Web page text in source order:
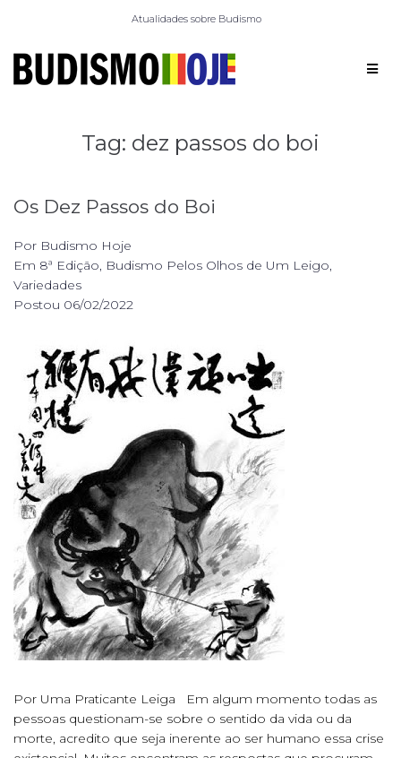
Atualidades sobre Budismo
Tag: dez passos do boi
Os Dez Passos do Boi
Por Budismo Hoje
Em 8ª Edição, Budismo Pelos Olhos de Um Leigo,
Variedades
Postou 06/02/2022
Por Uma Praticante Leiga Em algum momento todas as
pessoas questionam-se sobre o sentido da vida ou da
morte, acredito que seja inerente ao ser humano essa crise